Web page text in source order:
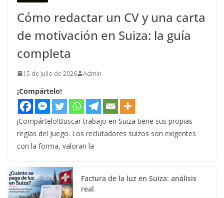
Cómo redactar un CV y una carta
de motivación en Suiza: la guía
completa
15 de julio de 2026 Admin
¡Compártelo!
¡Compártelo!Buscar trabajo en Suiza tiene sus propias
reglas del juego. Los reclutadores suizos son exigentes
con la forma, valoran la
Factura de la luz en Suiza: análisis
real